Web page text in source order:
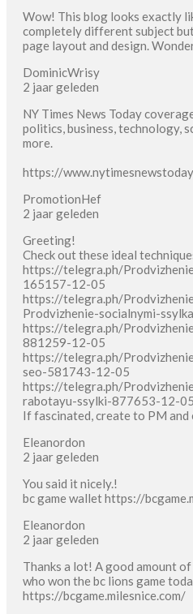
Wow! This blog looks exactly
completely different subject
page layout and design.
DominicWrisy
2 jaar geleden
NY Times News Today
politics, business, technology,
more.
https://
PromotionHef
2 jaar geleden
Greeting!
Check out these ideal
https://telegra.ph/
165157-12-05
https://telegra.ph/
Prodvizhenie-socialnymi-
https://telegra.ph/
881259-12-05
https://telegra.ph/
seo-581743-12-05
https://telegra.ph/
rabotayu-ssylki-877653-12-05
If fascinated, create to PM and
Eleanordon
2 jaar geleden
You said it nicely.!
bc game wallet https://
Eleanordon
2 jaar geleden
Thanks a lot! A good amount
who won the bc lions game
https://bcgame.milesnice.com/